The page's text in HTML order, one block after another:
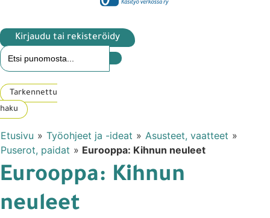
Kirjaudu tai rekisteröidy
Tarkennettu
haku
Etusivu » Työohjeet ja -ideat » Asusteet, vaatteet »
Puserot, paidat » Eurooppa: Kihnun neuleet
Eurooppa: Kihnun
neuleet